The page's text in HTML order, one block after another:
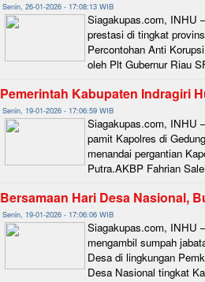
Senin, 26-01-2026 - 17:08:13 WIB
Siagakupas.com, INHU
prestasi di tingkat
Percontohan Anti
oleh Plt Gubernur Riau
Pemerintah Kabupaten Indragiri
Senin, 19-01-2026 - 17:06:59 WIB
Siagakupas.com, INHU
pamit Kapolres di
menandai pergantian
Putra.AKBP Fahrian
Bersamaan Hari Desa Nasional,
Senin, 19-01-2026 - 17:06:06 WIB
Siagakupas.com, INHU
mengambil sumpah
Desa di lingkungan
Desa Nasional tingkat